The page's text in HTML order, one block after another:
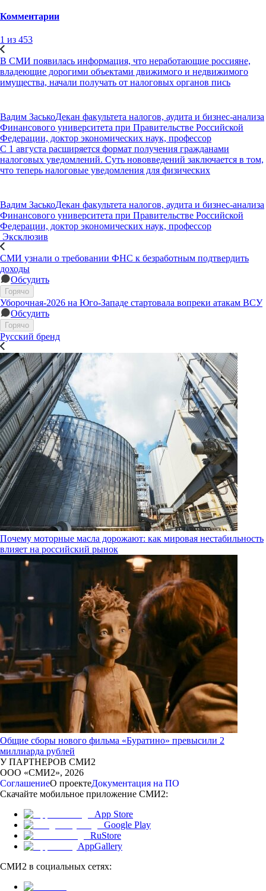
Комментарии
1 из 453
В СМИ появилась информация, что неработающие россияне,
владеющие дорогими объектами движимого и недвижимого
имущества, начали получать от налоговых органов пись
Вадим ЗаськоДекан факультета налогов, аудита и бизнес-анализа
Финансового университета при Правительстве Российской
Федерации, доктор экономических наук, профессор
С 1 августа расширяется формат получения гражданами
налоговых уведомлений. Суть нововведений заключается в том,
что теперь налоговые уведомления для физических
Вадим ЗаськоДекан факультета налогов, аудита и бизнес-анализа
Финансового университета при Правительстве Российской
Федерации, доктор экономических наук, профессор
Эксклюзив
СМИ узнали о требовании ФНС к безработным подтвердить
доходы
Обсудить
Горячо
Уборочная-2026 на Юго-Западе стартовала вопреки атакам ВСУ
Обсудить
Горячо
Русский бренд
Почему моторные масла дорожают: как мировая нестабильность
влияет на российский рынок
Общие сборы нового фильма «Буратино» превысили 2
миллиарда рублей
У ПАРТНЕРОВ СМИ2
ООО «СМИ2», 2026
СоглашениеО проектеДокументация на ПО
Скачайте мобильное приложение СМИ2:
App Store
Google Play
RuStore
AppGallery
СМИ2 в социальных сетях: